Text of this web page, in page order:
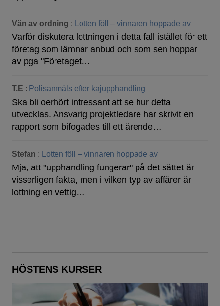
Vän av ordning : Lotten föll – vinnaren hoppade av
Varför diskutera lottningen i detta fall istället för ett
företag som lämnar anbud och som sen hoppar
av pga "Företaget…
T.E : Polisanmäls efter kajupphandling
Ska bli oerhört intressant att se hur detta
utvecklas. Ansvarig projektledare har skrivit en
rapport som bifogades till ett ärende…
Stefan : Lotten föll – vinnaren hoppade av
Mja, att "upphandling fungerar" på det sättet är
visserligen fakta, men i vilken typ av affärer är
lottning en vettig…
HÖSTENS KURSER